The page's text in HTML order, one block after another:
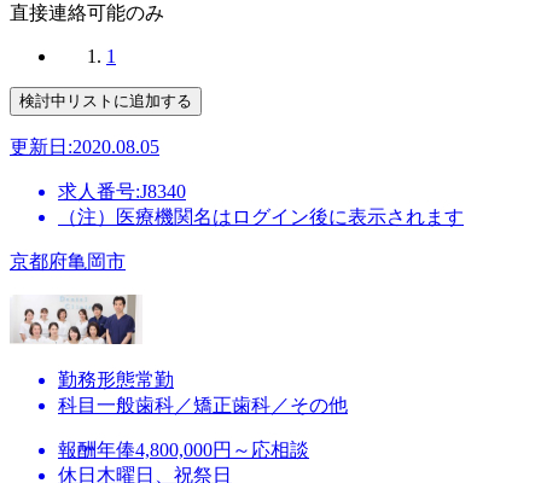
直接連絡可能のみ
1
更新日:2020.08.05
求人番号:J8340
（注）医療機関名はログイン後に表示されます
京都府亀岡市
勤務形態常勤
科目 一般歯科／矯正歯科／その他
報酬年俸4,800,000円～応相談
休日 木曜日、祝祭日